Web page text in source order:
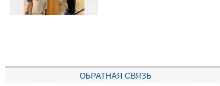
ОБРАТНАЯ СВЯЗЬ